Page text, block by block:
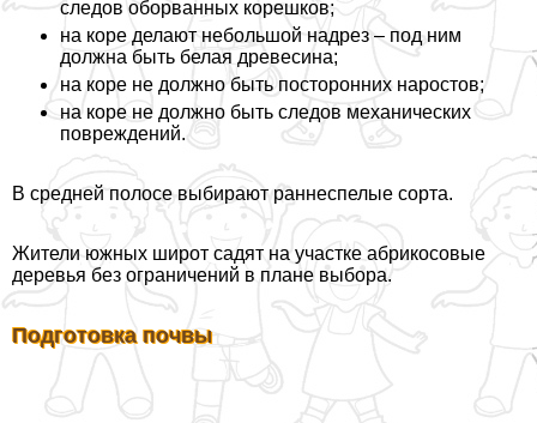
следов оборванных корешков;
на коре делают небольшой надрез – под ним
должна быть белая древесина;
на коре не должно быть посторонних наростов;
на коре не должно быть следов механических
повреждений.
В средней полосе выбирают раннеспелые сорта.
Жители южных широт садят на участке абрикосовые
деревья без ограничений в плане выбора.
Подготовка почвы